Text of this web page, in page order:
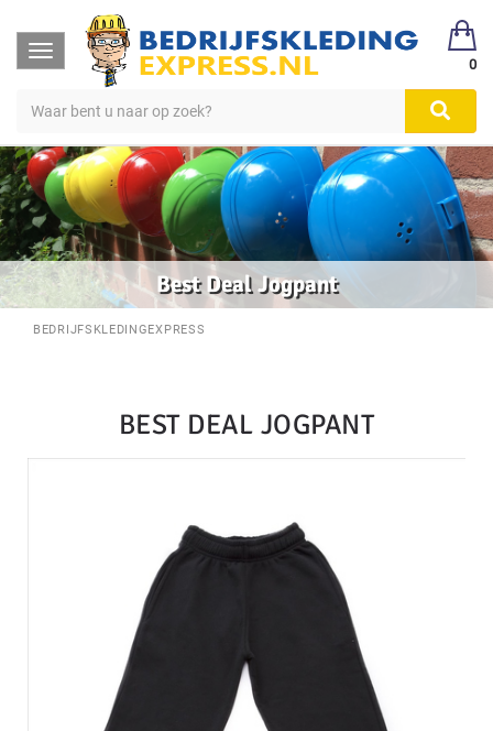
Toggle
navigation
0
Best Deal Jogpant
BEDRIJFSKLEDINGEXPRESS
BEST DEAL JOGPANT